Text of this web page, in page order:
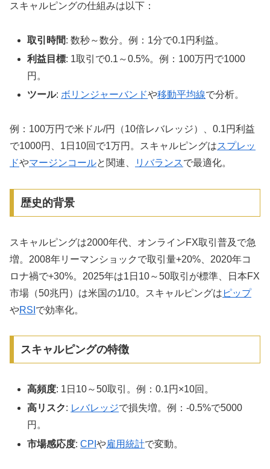
スキャルピングの仕組みは以下：
取引時間: 数秒～数分。例：1分で0.1円利益。
利益目標: 1取引で0.1～0.5%。例：100万円で1000
円。
ツール: ボリンジャーバンドや移動平均線で分析。
例：100万円で米ドル/円（10倍レバレッジ）、0.1円利益
で1000円、1日10回で1万円。スキャルピングはスプレッ
ドやマージンコールと関連、 リバランスで最適化。
歴史的背景
スキャルピングは2000年代、オンラインFX取引普及で急
増。2008年リーマンショックで取引量+20%、2020年コ
ロナ禍で+30%。2025年は1日10～50取引が標準、日本FX
市場（50兆円）は米国の1/10。スキャルピングは ピップ
やRSI で効率化。
スキャルピングの特徴
高頻度: 1日10～50取引。例：0.1円×10回。
高リスク: レバレッジで損失増。例：-0.5%で5000
円。
市場感応度:CPIや雇用統計で変動。